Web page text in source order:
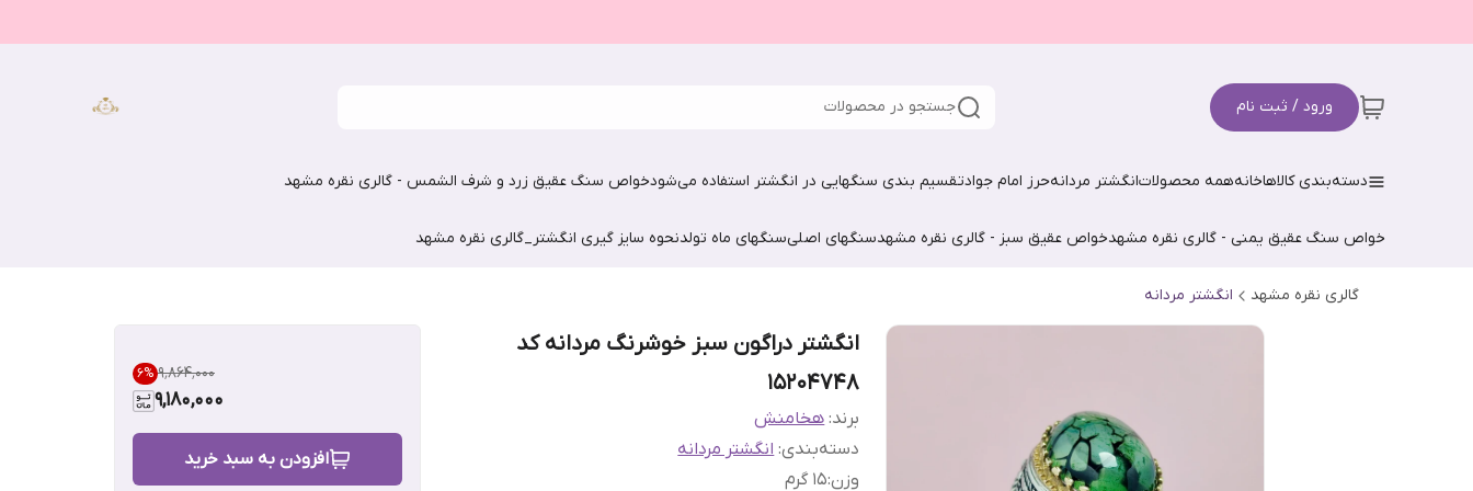
ورود / ثبت نام جستجو در محصولات
دسته‌بندی کالاهاخانههمه محصولاتانگشتر مردانهحرز امام جوادتقسیم بندی سنگهایی در انگشتر استفاده می‌شودخواص سنگ عقیق زرد و شرف الشمس - گالری نقره مشهد
خواص سنگ عقیق یمنی - گالری نقره مشهدخواص عقیق سبز - گالری نقره مشهدسنگهای اصلیسنگهای ماه تولدنحوه سایز گیری انگشتر_گالری نقره مشهد
گالری نقره مشهد انگشتر مردانه
انگشتر دراگون سبز خوشرنگ مردانه کد
15204748
برند: هخامنش
دسته‌بندی:انگشتر مردانه
وزن:15 گرم
۹٬۸۶۴٬۰۰۰ 6%
9,180,000
افزودن به سبد خرید